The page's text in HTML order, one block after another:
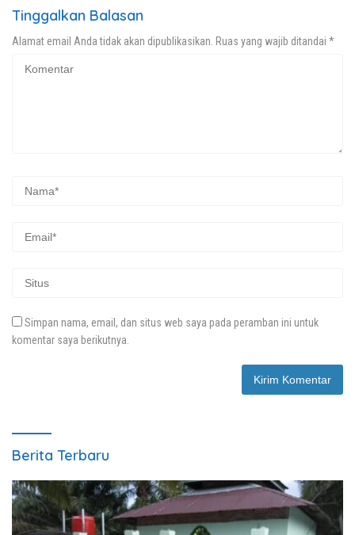
Tinggalkan Balasan
Alamat email Anda tidak akan dipublikasikan. Ruas yang wajib ditandai *
Simpan nama, email, dan situs web saya pada peramban ini untuk
komentar saya berikutnya.
Berita Terbaru